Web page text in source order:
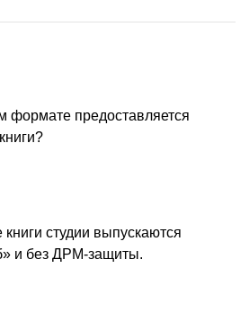
формате предоставляется
студии выпускаются
и без ДРМ-защиты.